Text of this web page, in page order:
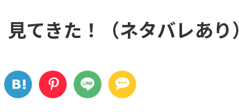
てきた！（ネタバレあり）